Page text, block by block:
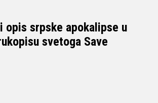
opis srpske apokalipse u
svetoga Save